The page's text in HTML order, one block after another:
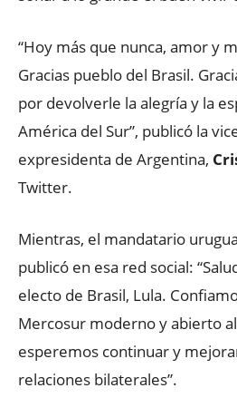
“Hoy más que nunca, amor y
Gracias pueblo del Brasil.
por devolverle la alegría y la
América del Sur”, publicó la
expresidenta de Argentina,
Twitter.
Mientras, el mandatario
publicó en esa red social:
electo de Brasil, Lula.
Mercosur moderno y abierto
esperemos continuar y
relaciones bilaterales”.